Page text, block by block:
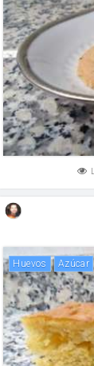
huevos Azúcar